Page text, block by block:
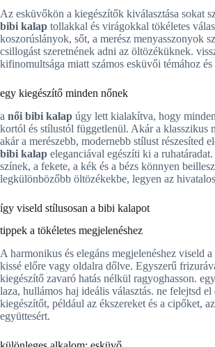
Az esküvőkön a kiegészítők kiválasztása sokat
bibi kalap tollakkal és virágokkal tökéletes
koszorúslányok, sőt, a merész menyasszonyok
csillogást szeretnének adni az öltözéküknek.
kifinomultsága miatt számos esküvői témához
egy kiegészítő minden nőnek
a női bibi kalap úgy lett kialakítva, hogy
kortól és stílustól függetlenül. Akár a klasszikus
akár a merészebb, modernebb stílust részesíted
bibi kalap eleganciával egészíti ki a
színek, a fekete, a kék és a bézs könnyen
legkülönbözőbb öltözékekbe, legyen az
így viseld stílusosan a bibi kalapot
tippek a tökéletes megjelenéshez
A harmonikus és elegáns megjelenéshez viseld a
kissé előre vagy oldalra dőlve. Egyszerű
kiegészítő zavaró hatás nélkül ragyoghasson.
laza, hullámos haj ideális választás. ne felejtsd
kiegészítőt, például az ékszereket és a cipőket,
együttesért.